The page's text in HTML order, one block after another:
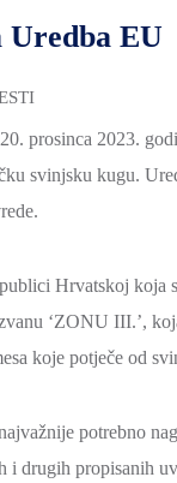
Uredba EU
prosinca 2023.
svinjsku kugu.
Hrvatskoj koja
‘ZONU III.’,
koje potječe od
potrebno
drugih propisanih